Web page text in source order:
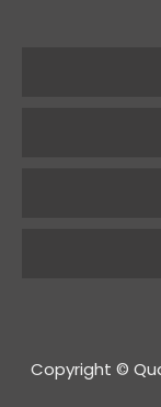
CLIMATIZADOR DE
CLIMATIZADOR
CLIMATIZAÇÃO
Copyright ©